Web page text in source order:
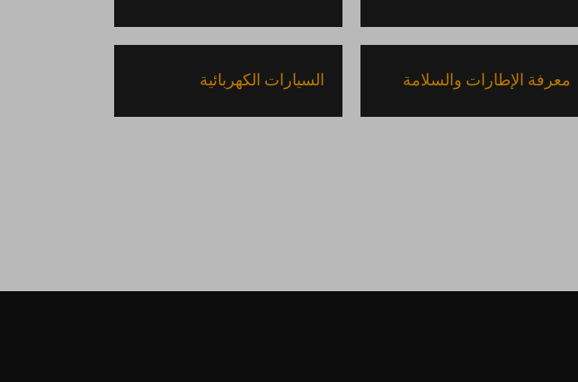
معرفة الإطارات والسلامة السيارات الكهربائية